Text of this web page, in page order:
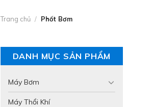
Trang chủ / Phốt Bơm
DANH MỤC SẢN PHẨM
Máy Bơm
Máy Thổi Khí